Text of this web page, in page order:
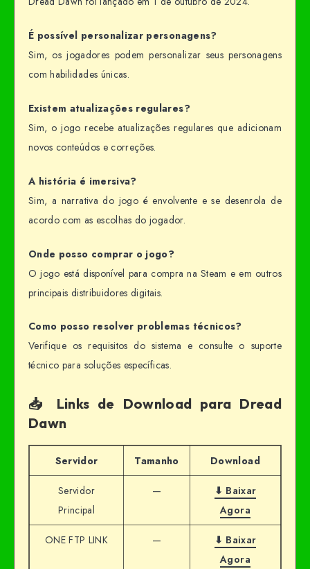
É possível personalizar personagens?
Sim, os jogadores podem personalizar seus personagens
com habilidades únicas.
Existem atualizações regulares?
Sim, o jogo recebe atualizações regulares que adicionam
novos conteúdos e correções.
A história é imersiva?
Sim, a narrativa do jogo é envolvente e se desenrola de
acordo com as escolhas do jogador.
Onde posso comprar o jogo?
O jogo está disponível para compra na Steam e em outros
principais distribuidores digitais.
Como posso resolver problemas técnicos?
Verifique os requisitos do sistema e consulte o suporte
técnico para soluções específicas.
📥 Links de Download para Dread
Dawn
Servidor Tamanho Download
Servidor
Principal
—
⬇ Baixar
Agora
ONE FTP LINK —
⬇ Baixar
Agora